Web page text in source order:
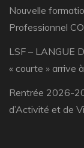
Nouvelle
Professionnel
LSF – LANGUE
« courte » arrive
Rentrée 2026-
d’Activité et de